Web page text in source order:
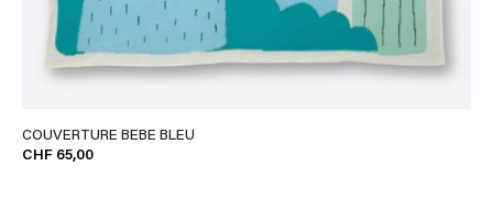
COUVERTURE BEBE BLEU
CHF 65,00